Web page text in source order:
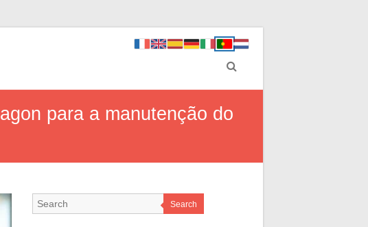
para a manutenção do
Search